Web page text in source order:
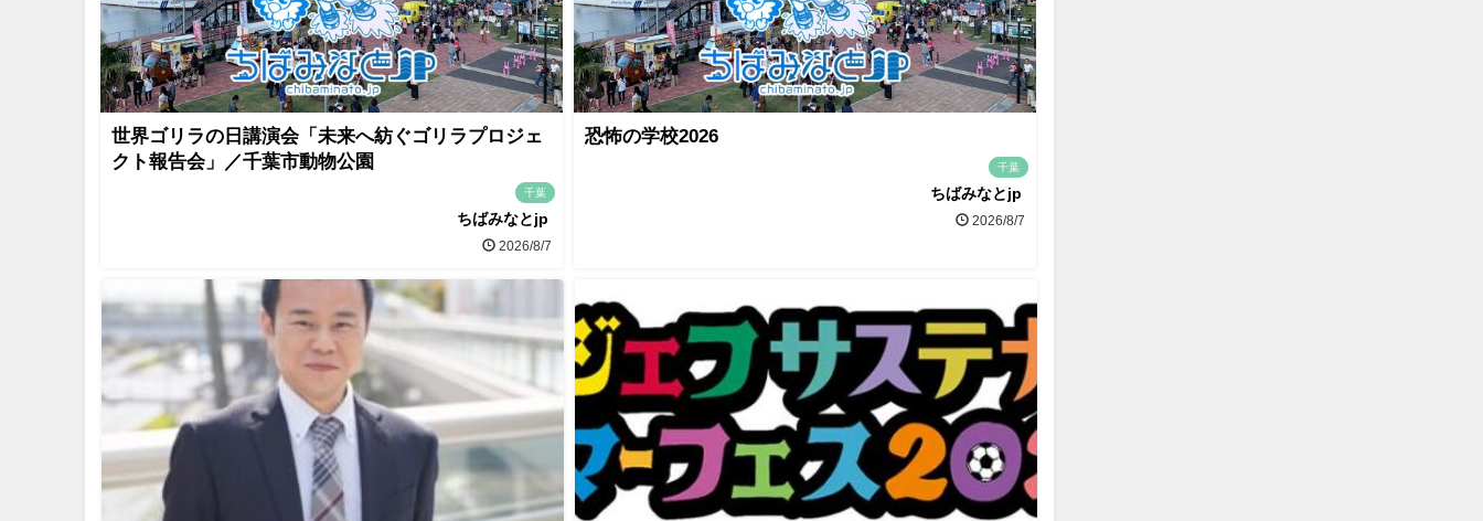
世界ゴリラの日講演会「未来へ紡ぐゴリラプロジェ
クト報告会」／千葉市動物公園
千葉
ちばみなとjp
2026/8/7
恐怖の学校2026
千葉
ちばみなとjp
2026/8/7